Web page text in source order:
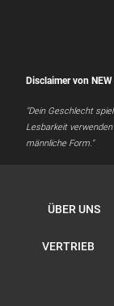
Disclaimer von NEW
"Dein Geschlecht
Lesbarkeit
männliche Form."
ÜBER UNS
VERTRIEB